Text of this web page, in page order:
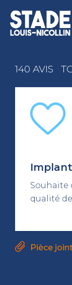
140 AVIS
Souhaite
qualité
Pièce